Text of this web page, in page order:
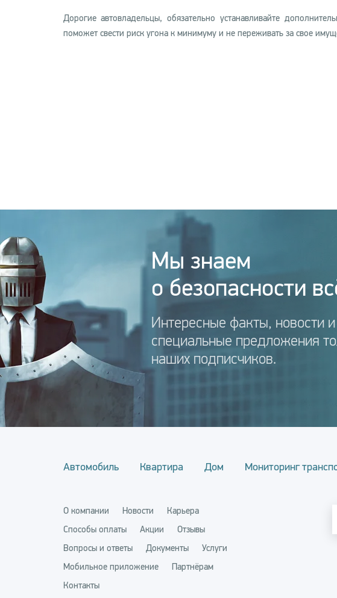
Дорогие автовладельцы, обязательно устанавливайте
поможет свести риск угона к минимуму и не переживать за свое
Мы знаем
о безопасности
Интересные факты, новости и
специальные предложения
наших подписчиков.
Автомобиль Квартира Дом Мониторинг
О компании Новости
Карьера
Способы оплаты
Акции
Отзывы
Вопросы и ответы
Документы
Услуги
Мобильное приложение
Партнёрам
Контакты